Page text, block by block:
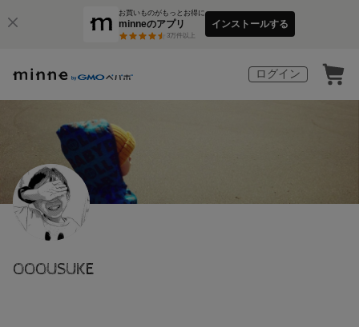
お買いものがもっとお得に
minneのアプリ
3万件以上
インストールする
ログイン
OOOUSUKE